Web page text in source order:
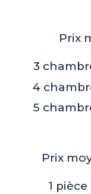
Prix
3
4
5
Prix
1 pièce